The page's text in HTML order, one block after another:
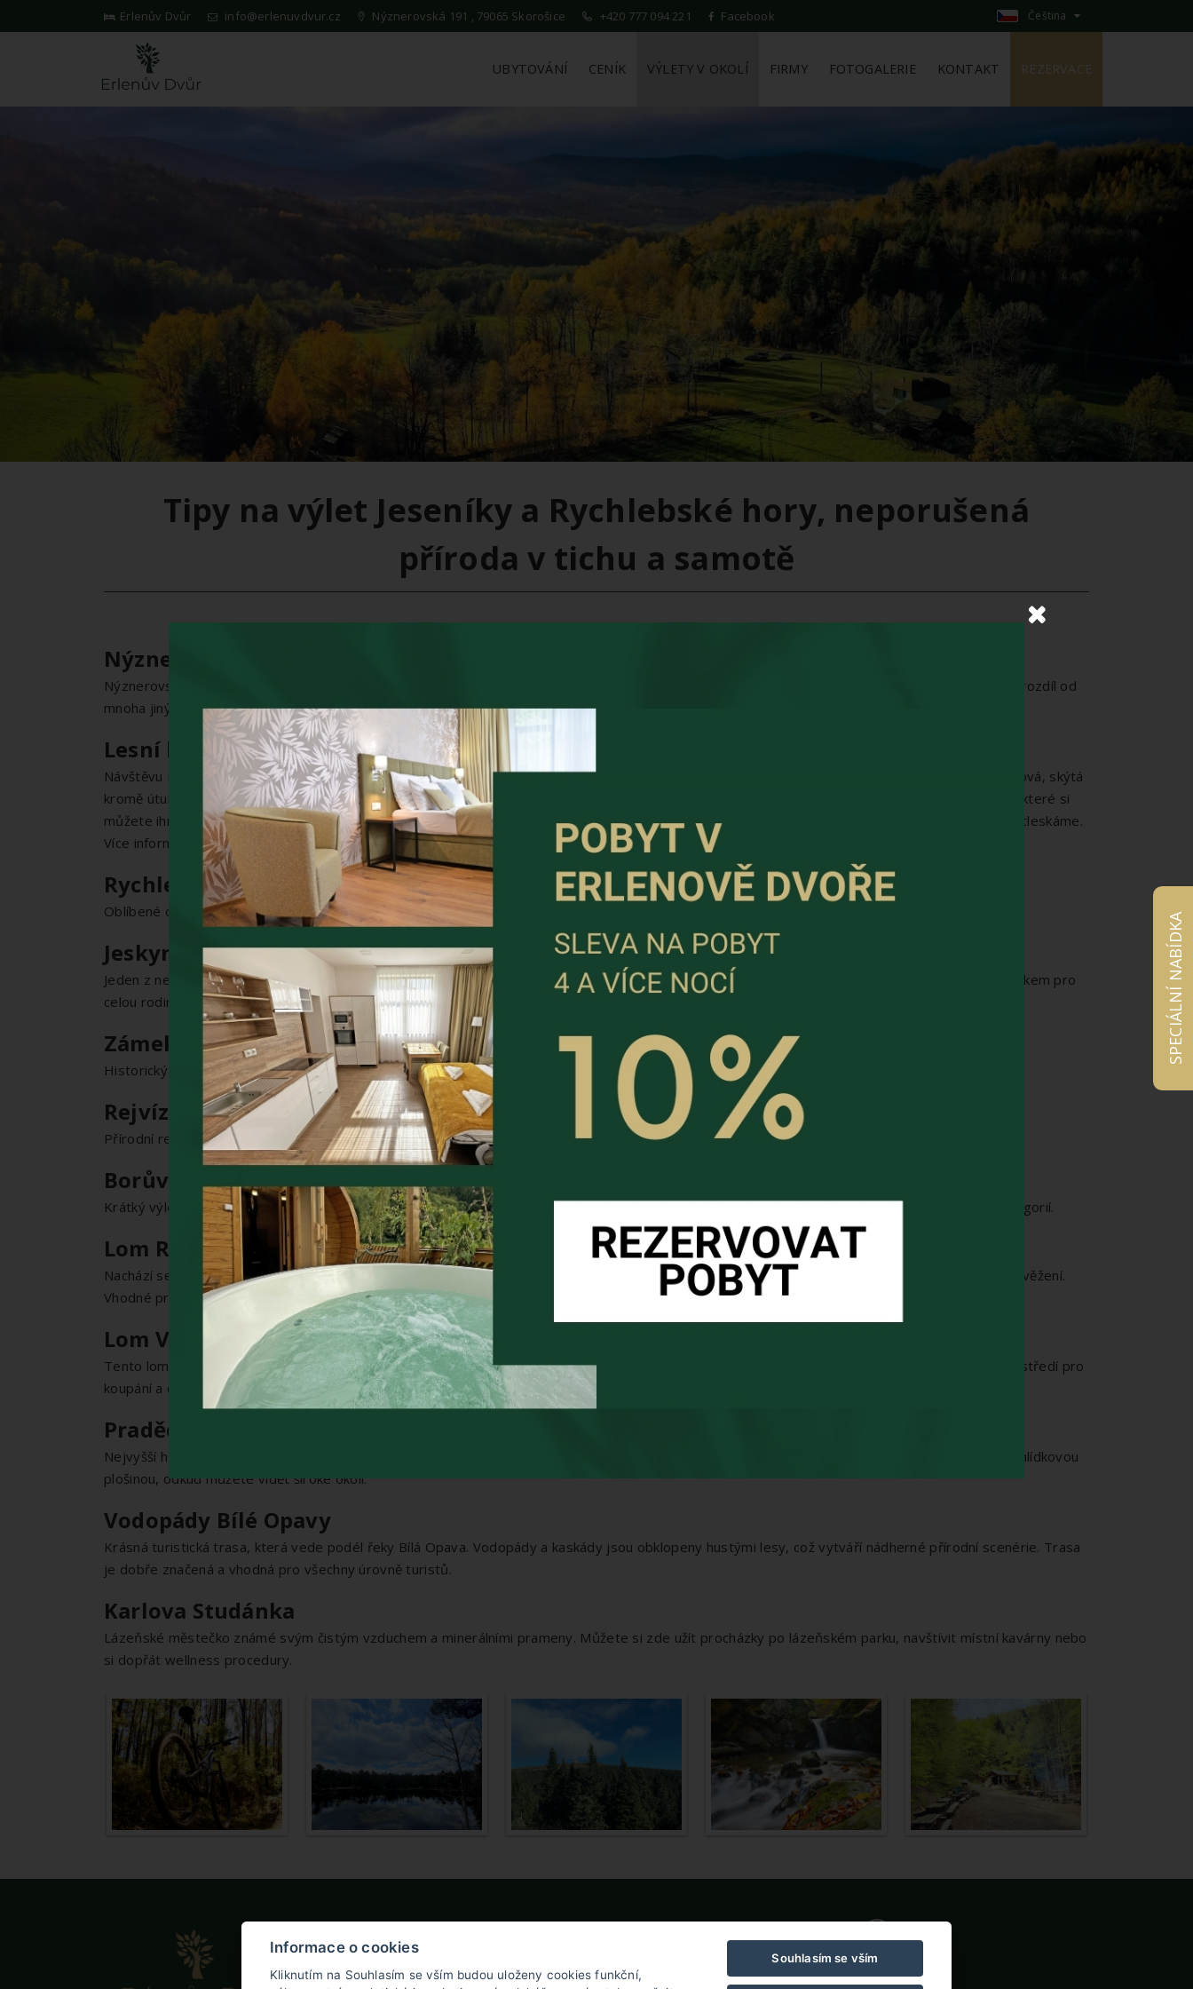
Erlenův Dvůr info@erlenuvdvur.cz Nýznerovská 191 , 79065 Skorošice +420 777 094 221 Facebook Čeština
UBYTOVÁNÍ CENÍK VÝLETY V OKOLÍ FIRMY FOTOGALERIE KONTAKT REZERVACE
Tipy na výlet Jeseníky a Rychlebské hory, neporušená
příroda v tichu a samotě
Nýznerovské vodopády
Nýznerovské vodopády v údolí Stříbrného potoka jsou dostupné pěšky anebo na kole pohodovou lesní asfaltkou jen 4 km od Erlenova Dvora. Na rozdíl od
mnoha jiných vodopádů se na ně můžete podívat opravdu zlízka. Označují se jako jedno z nejpůvabnějších míst Rychlebských hor.
Lesní bar v Rychlebských horách
Návštěvu Lesního baru byste určitě při Vaší návštěvě Rychlebských hor neměli vynehat. Potěší děti i dospěláky. Schovaný v lesích u lázní Horní Lipová, skýtá
kromě útulného přístřešku širokou škálu teplých i studených nápojů, které chladí pramenitá voda. K snědku jsou kromě sušenek k mání i špakáčky, které si
můžete ihned opéct. Obsluhujete se zde sami a platíte, kolik uznáte za vhodné. Zde se řídí mottem: tolerance - respekt - ohleduplnost. A my jim tleskáme.
Více informací zjistíte
Rychlebské stezsky
Oblíbené cyklotrasy a stezky pro horská kola. Nabízejí různé úrovně obtížnosti a nádherné výhledy na Rychlebské hory. Více zjistíte
Jeskyně Na Pomezí
Jeden z nejhezčích jeskynních systémů v České republice. Krápníková výzdoba je opravdu bohatá. Prohlídka jeskyní s průvodcem je skvělým zážitkem pro
celou rodinu i pro větší skupiny. Více zjistítezde.
Zámek Javorník
Historický zámek s bohatou minulostí. Nabízí prohlídky s průvodcem a nádherný zámecký park. Více informací najdete
Rejvíz
Přírodní rezervace s unikátním rašeliništěm a naučnou stezkou. Oblíbené místo pro pěší turistiku.
Borůvková hora
Krátký výlet na nedalekou rozhlednu, odkud jsou krásné výhledy na Rychlebské hory a okolí. Trasa je vhodná pro pěší turisty všech věkových kategorií.
Lom Rampa
Nachází se nedaleko obce Černá Voda a je oblíbeným místem pro koupání. Čistá voda a krásné okolí dělají z tohoto lomu ideální místo pro letní osvěžení.
Vhodné pro rodiny i jednotlivce, kteří hledají klidné místo k relaxaci.
Lom Vycpálek
Tento lom je dalším skvělým místem ke koupání v blízkosti Vápenné. Voda v lomu je čistá a lom je obklopen přírodou, což poskytuje příjemné prostředí pro
koupání a odpočinek. Lom je dobře přístupný a často vyhledávaný místními obyvateli.
Praděd (1491 m n. m.)
Nejvyšší hora Moravy a Slezska. Výlet na Praděd nabízí úchvatné výhledy a je ideální pro pěší turistiku. Na vrcholu se nachází televizní vysílač s vyhlídkovou
plošinou, odkud můžete vidět široké okolí.
Vodopády Bílé Opavy
Krásná turistická trasa, která vede podél řeky Bílá Opava. Vodopády a kaskády jsou obklopeny hustými lesy, což vytváří nádherné přírodní scenérie. Trasa
je dobře značená a vhodná pro všechny úrovně turistů.
Karlova Studánka
Lázeňské městečko známé svým čistým vzduchem a minerálními prameny. Můžete si zde užít procházky po lázeňském parku, navštívit místní kavárny nebo
si dopřát wellness procedury.
SPECIÁLNÍ NABÍDKA
Nýznerovská 191, 790 65 Skorošice
Informace o cookies
Kliknutím na Souhlasím se vším budou uloženy cookies funkční,
Souhlasím se vším